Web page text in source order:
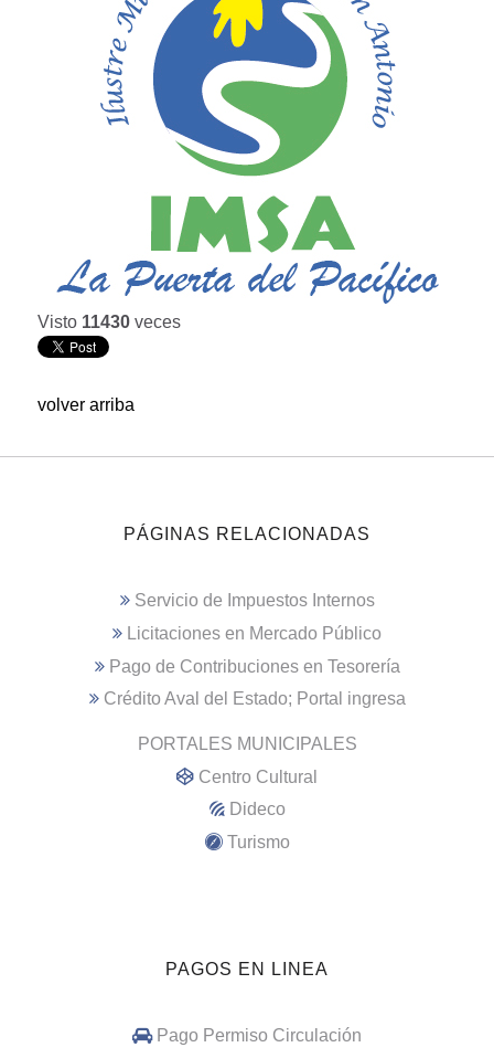
Visto 11430 veces
volver arriba
PÁGINAS RELACIONADAS
Servicio de Impuestos Internos
Licitaciones en Mercado Público
Pago de Contribuciones en Tesorería
Crédito Aval del Estado; Portal ingresa
PORTALES MUNICIPALES
Centro Cultural
Dideco
Turismo
PAGOS EN LINEA
Pago Permiso Circulación